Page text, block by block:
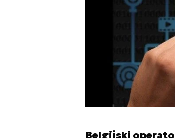
Belgijski